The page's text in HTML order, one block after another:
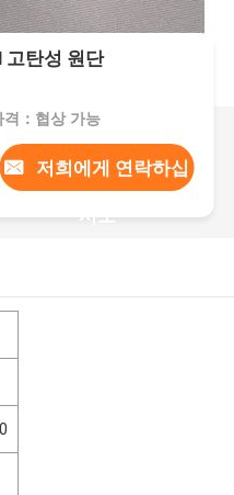
고탄성 원단
격：협상 가능
저희에게 연락하십
시오